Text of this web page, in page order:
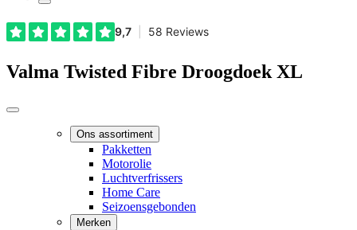
Valma Twisted Fibre Droogdoek XL
Ons assortiment
Pakketten
Motorolie
Luchtverfrissers
Home Care
Seizoensgebonden
Merken